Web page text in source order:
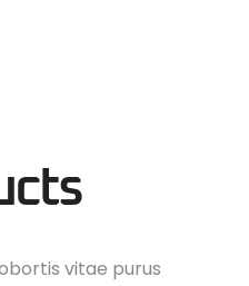
vitae purus